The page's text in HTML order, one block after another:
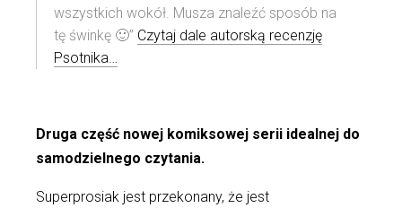
wszystkich wokół. Musza znaleźć sposób na
tę świnkę 🙂” Czytaj dale autorską recenzję
Psotnika…
Druga część nowej komiksowej serii idealnej do
samodzielnego czytania.
Superprosiak jest przekonany, że jest